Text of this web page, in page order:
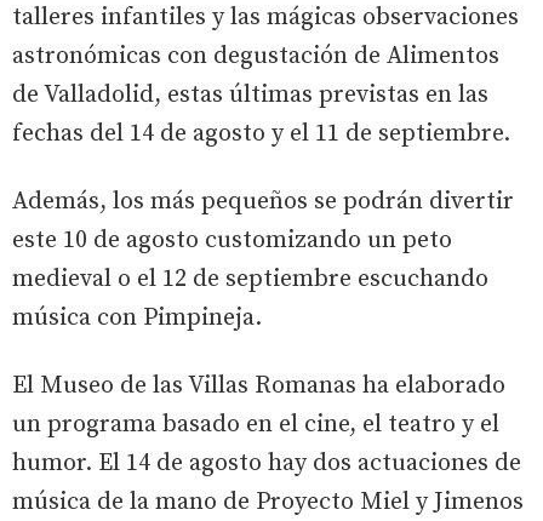
talleres infantiles y las mágicas observaciones
astronómicas con degustación de Alimentos
de Valladolid, estas últimas previstas en las
fechas del 14 de agosto y el 11 de septiembre.
Además, los más pequeños se podrán divertir
este 10 de agosto customizando un peto
medieval o el 12 de septiembre escuchando
música con Pimpineja.
El Museo de las Villas Romanas ha elaborado
un programa basado en el cine, el teatro y el
humor. El 14 de agosto hay dos actuaciones de
música de la mano de Proyecto Miel y Jimenos